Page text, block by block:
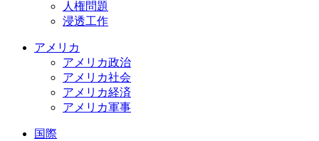
人権問題
浸透工作
アメリカ
アメリカ政治
アメリカ社会
アメリカ経済
アメリカ軍事
国際